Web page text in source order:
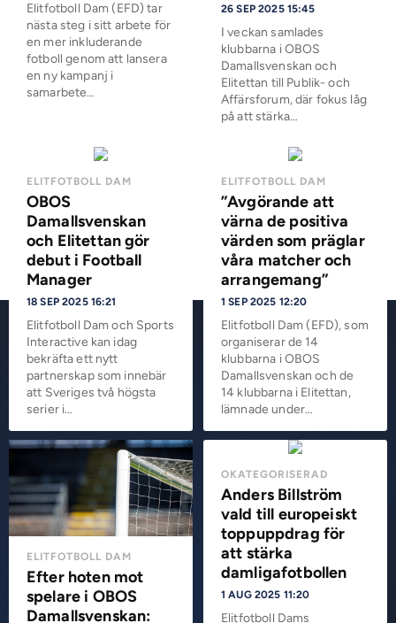
Elitfotboll Dam (EFD) tar
nästa steg i sitt arbete för
en mer inkluderande
fotboll genom att lansera
en ny kampanj i
samarbete…
26 SEP 2025 15:45
I veckan samlades
klubbarna i OBOS
Damallsvenskan och
Elitettan till Publik- och
Affärsforum, där fokus låg
på att stärka…
ELITFOTBOLL DAM
OBOS
Damallsvenskan
och Elitettan gör
debut i Football
Manager
18 SEP 2025 16:21
Elitfotboll Dam och Sports
Interactive kan idag
bekräfta ett nytt
partnerskap som innebär
att Sveriges två högsta
serier i…
ELITFOTBOLL DAM
”Avgörande att
värna de positiva
värden som präglar
våra matcher och
arrangemang”
1 SEP 2025 12:20
Elitfotboll Dam (EFD), som
organiserar de 14
klubbarna i OBOS
Damallsvenskan och de
14 klubbarna i Elitettan,
lämnade under…
ELITFOTBOLL DAM
Efter hoten mot
spelare i OBOS
Damallsvenskan:
OKATEGORISERAD
Anders Billström
vald till europeiskt
toppuppdrag för
att stärka
damligafotbollen
1 AUG 2025 11:20
Elitfotboll Dams